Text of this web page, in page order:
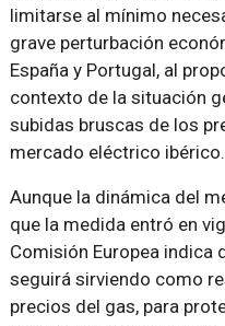
limitarse al mínimo
grave perturbación
España y Portugal, al
contexto de la situación
subidas bruscas de los
mercado eléctrico ibérico.
Aunque la dinámica del
que la medida entró en
Comisión Europea indica
seguirá sirviendo como
precios del gas, para